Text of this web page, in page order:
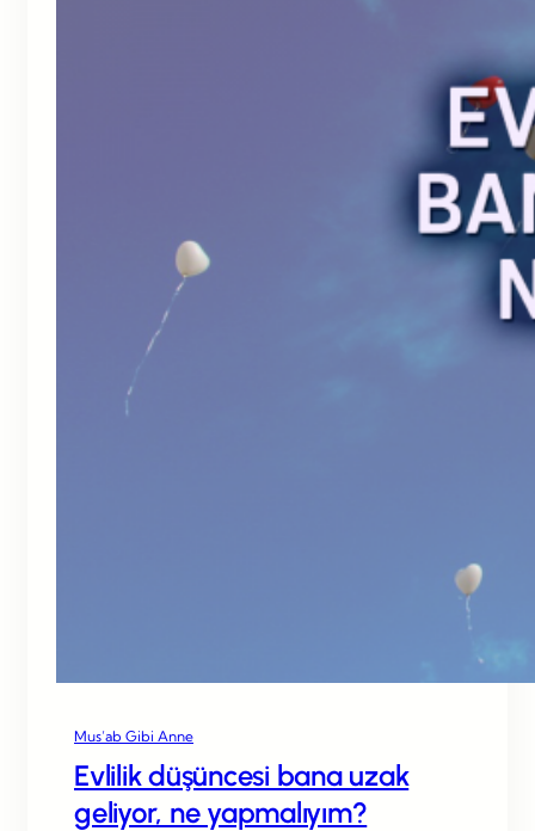
Mus’ab Gibi Anne
Evlilik düşüncesi bana uzak
geliyor, ne yapmalıyım?